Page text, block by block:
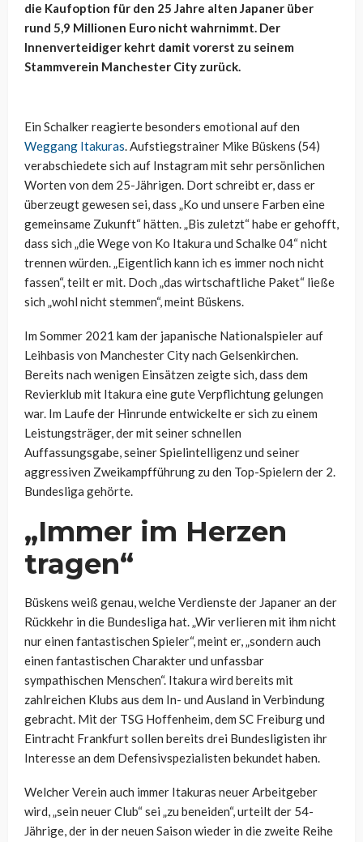
die Kaufoption für den 25 Jahre alten Japaner über
rund 5,9 Millionen Euro nicht wahrnimmt. Der
Innenverteidiger kehrt damit vorerst zu seinem
Stammverein Manchester City zurück.
Ein Schalker reagierte besonders emotional auf den
Weggang Itakuras. Aufstiegstrainer Mike Büskens (54)
verabschiedete sich auf Instagram mit sehr persönlichen
Worten von dem 25-Jährigen. Dort schreibt er, dass er
überzeugt gewesen sei, dass „Ko und unsere Farben eine
gemeinsame Zukunft“ hätten. „Bis zuletzt“ habe er gehofft,
dass sich „die Wege von Ko Itakura und Schalke 04“ nicht
trennen würden. „Eigentlich kann ich es immer noch nicht
fassen“, teilt er mit. Doch „das wirtschaftliche Paket“ ließe
sich „wohl nicht stemmen“, meint Büskens.
Im Sommer 2021 kam der japanische Nationalspieler auf
Leihbasis von Manchester City nach Gelsenkirchen.
Bereits nach wenigen Einsätzen zeigte sich, dass dem
Revierklub mit Itakura eine gute Verpflichtung gelungen
war. Im Laufe der Hinrunde entwickelte er sich zu einem
Leistungsträger, der mit seiner schnellen
Auffassungsgabe, seiner Spielintelligenz und seiner
aggressiven Zweikampfführung zu den Top-Spielern der 2.
Bundesliga gehörte.
„Immer im Herzen
tragen“
Büskens weiß genau, welche Verdienste der Japaner an der
Rückkehr in die Bundesliga hat. „Wir verlieren mit ihm nicht
nur einen fantastischen Spieler“, meint er, „sondern auch
einen fantastischen Charakter und unfassbar
sympathischen Menschen“. Itakura wird bereits mit
zahlreichen Klubs aus dem In- und Ausland in Verbindung
gebracht. Mit der TSG Hoffenheim, dem SC Freiburg und
Eintracht Frankfurt sollen bereits drei Bundesligisten ihr
Interesse an dem Defensivspezialisten bekundet haben.
Welcher Verein auch immer Itakuras neuer Arbeitgeber
wird, „sein neuer Club“ sei „zu beneiden“, urteilt der 54-
Jährige, der in der neuen Saison wieder in die zweite Reihe